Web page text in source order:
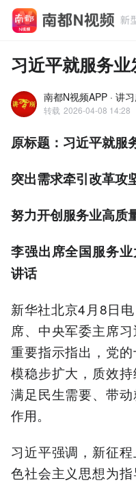
习近平就服务
南都N视频APP · 讲
转载 2026-04-08 14:28
原标题：习近平就服
突出需求牵引改革攻
努力开创服务业高质
李强出席全国服务
讲话
新华社北京4月8日
席、中央军委主席
重要指示指出，党
模稳步扩大，质效持
满足民生需要、带
作用。
习近平强调，新征
色社会主义思想为